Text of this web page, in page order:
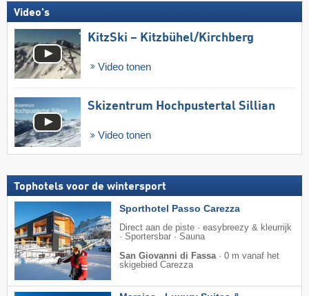
Video's
KitzSki – Kitzbühel/​Kirchberg
Video tonen
Skizentrum Hochpustertal Sillian
Video tonen
Tophotels voor de wintersport
Sporthotel Passo Carezza
Direct aan de piste · easybreezy & kleurrijk
· Sportersbar · Sauna
San Giovanni di Fassa· 0 m vanaf het
skigebied Carezza